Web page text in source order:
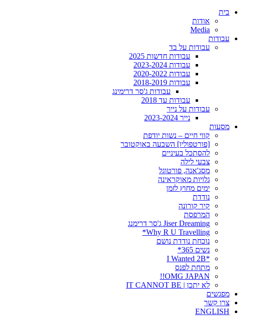
בית
אודות
Media
עבודות
עבודות על בד
עבודות חדשות 2025
עבודות 2023-2024
עבודות 2020-2022
עבודות 2018-2019
עבודות ג'סר דרימינג
עבודות עד 2018
עבודות על נייר
נייר 2023-2024
מסעות
קווי חיים – נשות יודפת
[פורטפוליו] השבעה באוקטובר
להסתכל בעיניים
צבעי לילה
מסג'אנה, פורטוגל
גלויות מאוקראינה
ימים מחוץ לזמן
נודדת
קיר קורונה
המרפסת
Jiser Dreaming ג'סר דרימנג
Why R U Travelling*
נוכחת נודדת נושם
נשים 365*
*I Wanted 2B
מתחת לפנס
OMG JAPAN!!
לא יתכן | IT CANNOT BE
מפגשים
צרו קשר
ENGLISH